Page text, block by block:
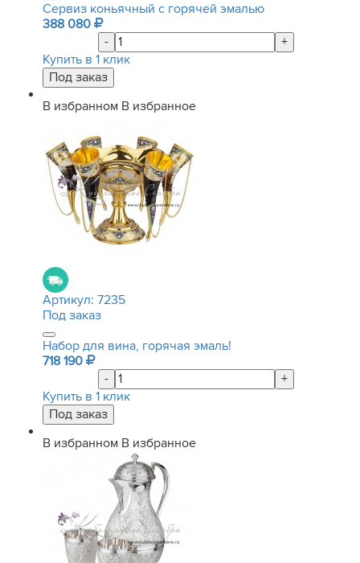
Сервиз коньячный с горячей эмалью
388 080
-
+
Купить в 1 клик
В избранном В избранное
Артикул: 7235
Под заказ
Набор для вина, горячая эмаль!
718 190
-
+
Купить в 1 клик
В избранном В избранное